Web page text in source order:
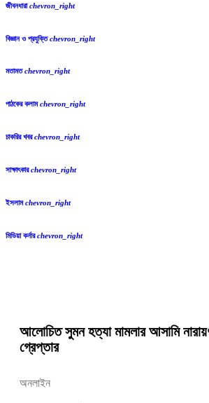
জীবনধারাchevron_right
বিজ্ঞান ও প্রযুক্তিchevron_right
মতামতchevron_right
পাঠকের কলামchevron_right
চাকরির খবরchevron_right
সাক্ষাৎকারchevron_right
ইসলামchevron_right
মিডিয়া কর্নারchevron_right
আলোচিত সুমন হত্যা মামলার আসামি
গ্রেপ্তার
অনলাইন